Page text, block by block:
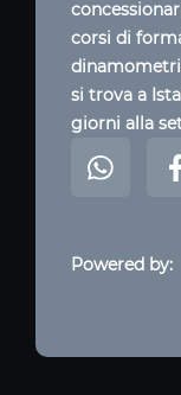
corsi di
si trova a
giorni alla
Powered by: